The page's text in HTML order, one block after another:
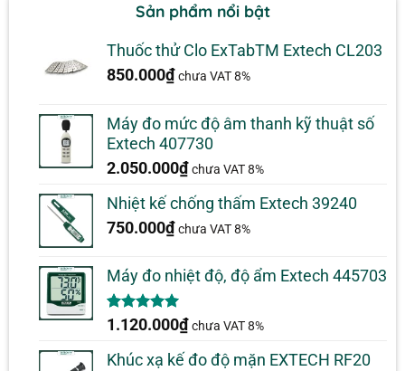
Sản phẩm nổi bật
Thuốc thử Clo ExTabTM Extech CL203
850.000₫ chưa VAT 8%
Máy đo mức độ âm thanh kỹ thuật số
Extech 407730
2.050.000₫ chưa VAT 8%
Nhiệt kế chống thấm Extech 39240
750.000₫ chưa VAT 8%
Máy đo nhiệt độ, độ ẩm Extech 445703
5.00trên 5
1
đánh giá
1.120.000₫ chưa VAT 8%
Khúc xạ kế đo độ mặn EXTECH RF20